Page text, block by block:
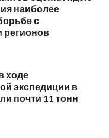
наиболее
с
ходе
экспедиции в
почти 11 тонн